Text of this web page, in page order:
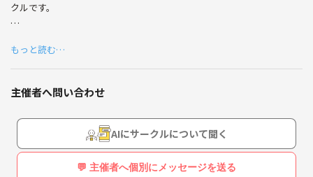
クルです。
行くかどうか悩んだら、取り敢えず来てください。
今日からあなたも強化指定選手です。
もっと読む…
主催者へ問い合わせ
AIにサークルについて聞く
💬 主催者へ個別にメッセージを送る